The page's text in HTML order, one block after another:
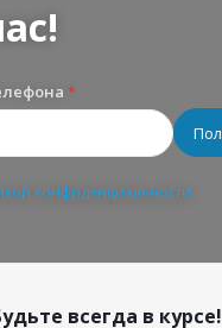
*
конфиденциальности
всегда в курсе!